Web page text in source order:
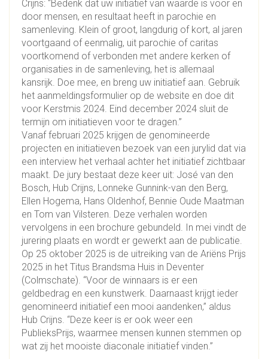
Crijns: “Bedenk dat uw initiatief van waarde is voor en
door mensen, en resultaat heeft in parochie en
samenleving. Klein of groot, langdurig of kort, al jaren
voortgaand of eenmalig, uit parochie of caritas
voortkomend of verbonden met andere kerken of
organisaties in de samenleving, het is allemaal
kansrijk. Doe mee, en breng uw initiatief aan. Gebruik
het aanmeldingsformulier op de website en doe dit
voor Kerstmis 2024. Eind december 2024 sluit de
termijn om initiatieven voor te dragen.”
Vanaf februari 2025 krijgen de genomineerde
projecten en initiatieven bezoek van een jurylid dat via
een interview het verhaal achter het initiatief zichtbaar
maakt. De jury bestaat deze keer uit: José van den
Bosch, Hub Crijns, Lonneke Gunnink-van den Berg,
Ellen Hogema, Hans Oldenhof, Bennie Oude Maatman
en Tom van Vilsteren. Deze verhalen worden
vervolgens in een brochure gebundeld. In mei vindt de
jurering plaats en wordt er gewerkt aan de publicatie.
Op 25 oktober 2025 is de uitreiking van de Ariëns Prijs
2025 in het Titus Brandsma Huis in Deventer
(Colmschate). “Voor de winnaars is er een
geldbedrag en een kunstwerk. Daarnaast krijgt ieder
genomineerd initiatief een mooi aandenken,” aldus
Hub Crijns. “Deze keer is er ook weer een
PublieksPrijs, waarmee mensen kunnen stemmen op
wat zij het mooiste diaconale initiatief vinden.”